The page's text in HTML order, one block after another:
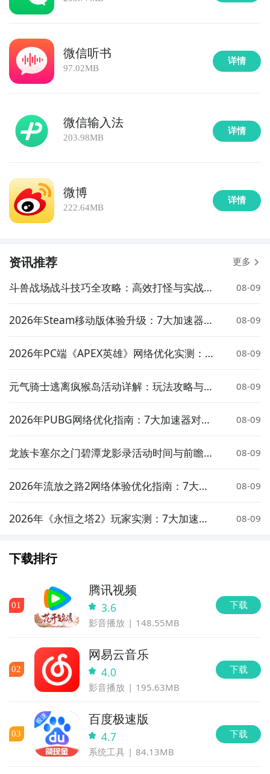
微信听书
97.02MB
详情
微信输入法
203.98MB
详情
微博
222.64MB
详情
资讯推荐 更多
斗兽战场战斗技巧全攻略：高效打怪与实战策
08-09
2026年Steam移动版体验升级：7大加速器对
08-09
2026年PC端《APEX英雄》网络优化实测：7
08-09
元气骑士逃离疯猴岛活动详解：玩法攻略与奖
08-09
2026年PUBG网络优化指南：7大加速器对比
08-09
龙族卡塞尔之门碧潭龙影录活动时间与前瞻介
08-09
2026年流放之路2网络体验优化指南：7大加
08-09
2026年《永恒之塔2》玩家实测：7大加速器
08-09
下载排行
01
腾讯视频
3.6
影音播放 148.55MB
下载
02
网易云音乐
4.0
影音播放 195.63MB
下载
03
百度极速版
4.7
系统工具 84.13MB
下载